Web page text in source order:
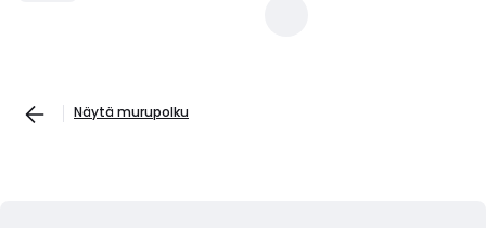
Näytä murupolku